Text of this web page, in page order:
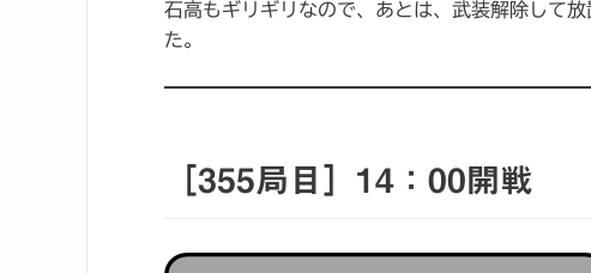
石高もギリギリなので、あとは、武装解除して
た。
［355局目］14：00開戦